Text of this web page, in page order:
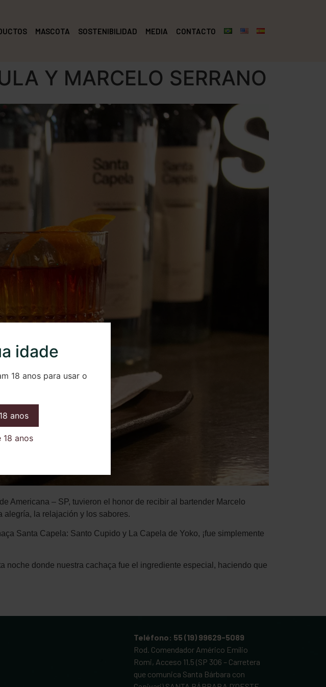
idade
18 anos para usar o
anos
18 anos
MASCOTA SOSTENIBILIDAD MEDIA CONTACTO
Y MARCELO SERRANO
Americana – SP, tuvieron el honor de recibir al bartender Marcelo
alegría, la relajación y los sabores.
Santa Capela: Santo Cupido y La Capela de Yoko, ¡fue simplemente
noche donde nuestra cachaça fue el ingrediente especial, haciendo que
Teléfono: 55 (19) 99629-5089
Rod. Comendador Américo Emílio
Romi, Acceso 11.5 (SP 306 – Carretera
que comunica Santa Bárbara con